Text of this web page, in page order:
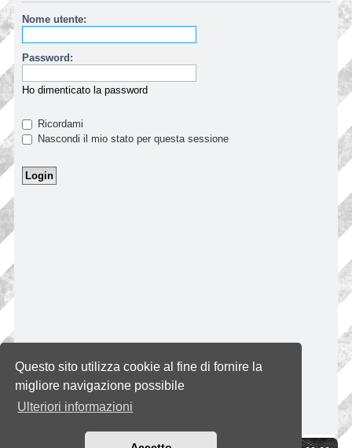
Questo sito utilizza cookie al fine di fornire la
migliore navigazione possibile
Ulteriori informazioni
Nome utente:
Password:
Ho dimenticato la password
Ricordami
Nascondi il mio stato per questa sessione